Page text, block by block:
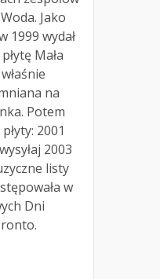
Jako
1999 wydał
Mała
na
Potem
2001
2003
listy
w
Dni